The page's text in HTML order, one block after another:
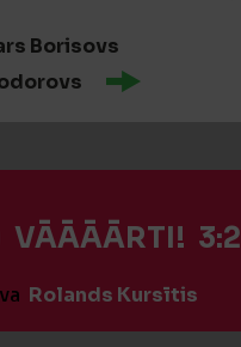
Borisovs
VĀĀĀĀRTI! 3:2
Rolands Kursītis